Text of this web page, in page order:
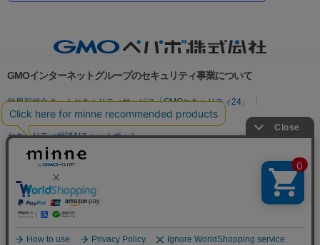
GMOインターネットグループのセキュリティ事業について
世界初総合ネットセキュリティサービス「GMOセキュリティ24」
パスワード漏洩診断
Webサイトリスク診断
セキュリティ相談AIチャットボット
実在証明・盗聴対策
サイバー攻撃対策（GMO Flatt Security）
セキュリティ事業の軌跡